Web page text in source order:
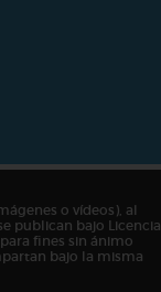
o vídeos), al
publican bajo Licencia
fines sin ánimo
bajo la misma